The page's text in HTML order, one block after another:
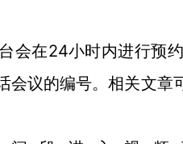
会在24小时内进行预
会议的编号。相关文章